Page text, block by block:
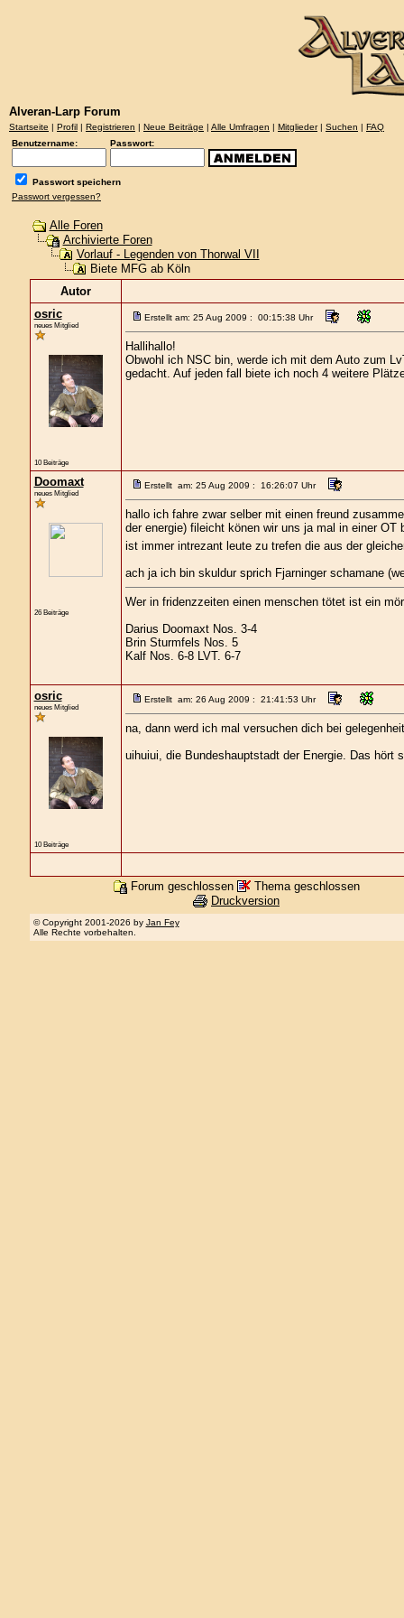
Alveran-Larp Forum
Startseite | Profil | Registrieren | Neue Beiträge | Alle Umfragen | Mitglieder| Suchen | FAQ
Benutzername:
Passwort:
Passwort speichern
Passwort vergessen?
Alle Foren
Archivierte Foren
Vorlauf - Legenden von Thorwal VII
Biete MFG ab Köln
Autor
osric
neues Mitglied
10 Beiträge
Erstellt am: 25 Aug 2009 : 00:15:38 Uhr
Hallihallo!
Obwohl ich NSC bin, werde ich mit dem Auto zum
gedacht. Auf jeden fall biete ich noch 4 weitere
Doomaxt
neues Mitglied
26 Beiträge
Erstellt am: 25 Aug 2009 : 16:26:07 Uhr
hallo ich fahre zwar selber mit einen freund
der energie) fileicht könen wir uns ja mal in einer OT
ist immer intrezant leute zu trefen die aus der
ach ja ich bin skuldur sprich Fjarninger schamane
Wer in fridenzzeiten einen menschen tötet ist ein
Darius Doomaxt Nos. 3-4
Brin Sturmfels Nos. 5
Kalf Nos. 6-8 LVT. 6-7
osric
neues Mitglied
10 Beiträge
Erstellt am: 26 Aug 2009 : 21:41:53 Uhr
na, dann werd ich mal versuchen dich bei
uihuiui, die Bundeshauptstadt der Energie. Das hört
Forum geschlossen
Thema geschlossen
Druckversion
© Copyright 2001-2026 by Jan Fey
Alle Rechte vorbehalten.